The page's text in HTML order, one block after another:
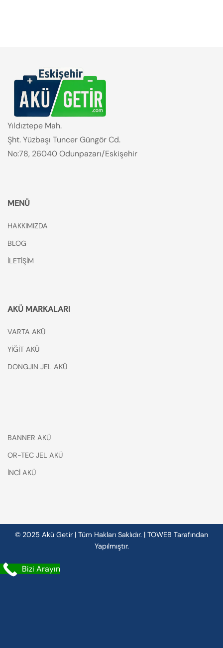
Yıldıztepe Mah.
Şht. Yüzbaşı Tuncer Güngör Cd.
No:78, 26040 Odunpazarı/Eskişehir
MENÜ
HAKKIMIZDA
BLOG
İLETİŞİM
AKÜ MARKALARI
VARTA AKÜ
YİĞİT AKÜ
DONGJIN JEL AKÜ
BANNER AKÜ
OR-TEC JEL AKÜ
İNCİ AKÜ
© 2025 Akü Getir | Tüm Hakları Saklıdır. | TOWEB Tarafından
Yapılmıştır.
Bizi Arayın